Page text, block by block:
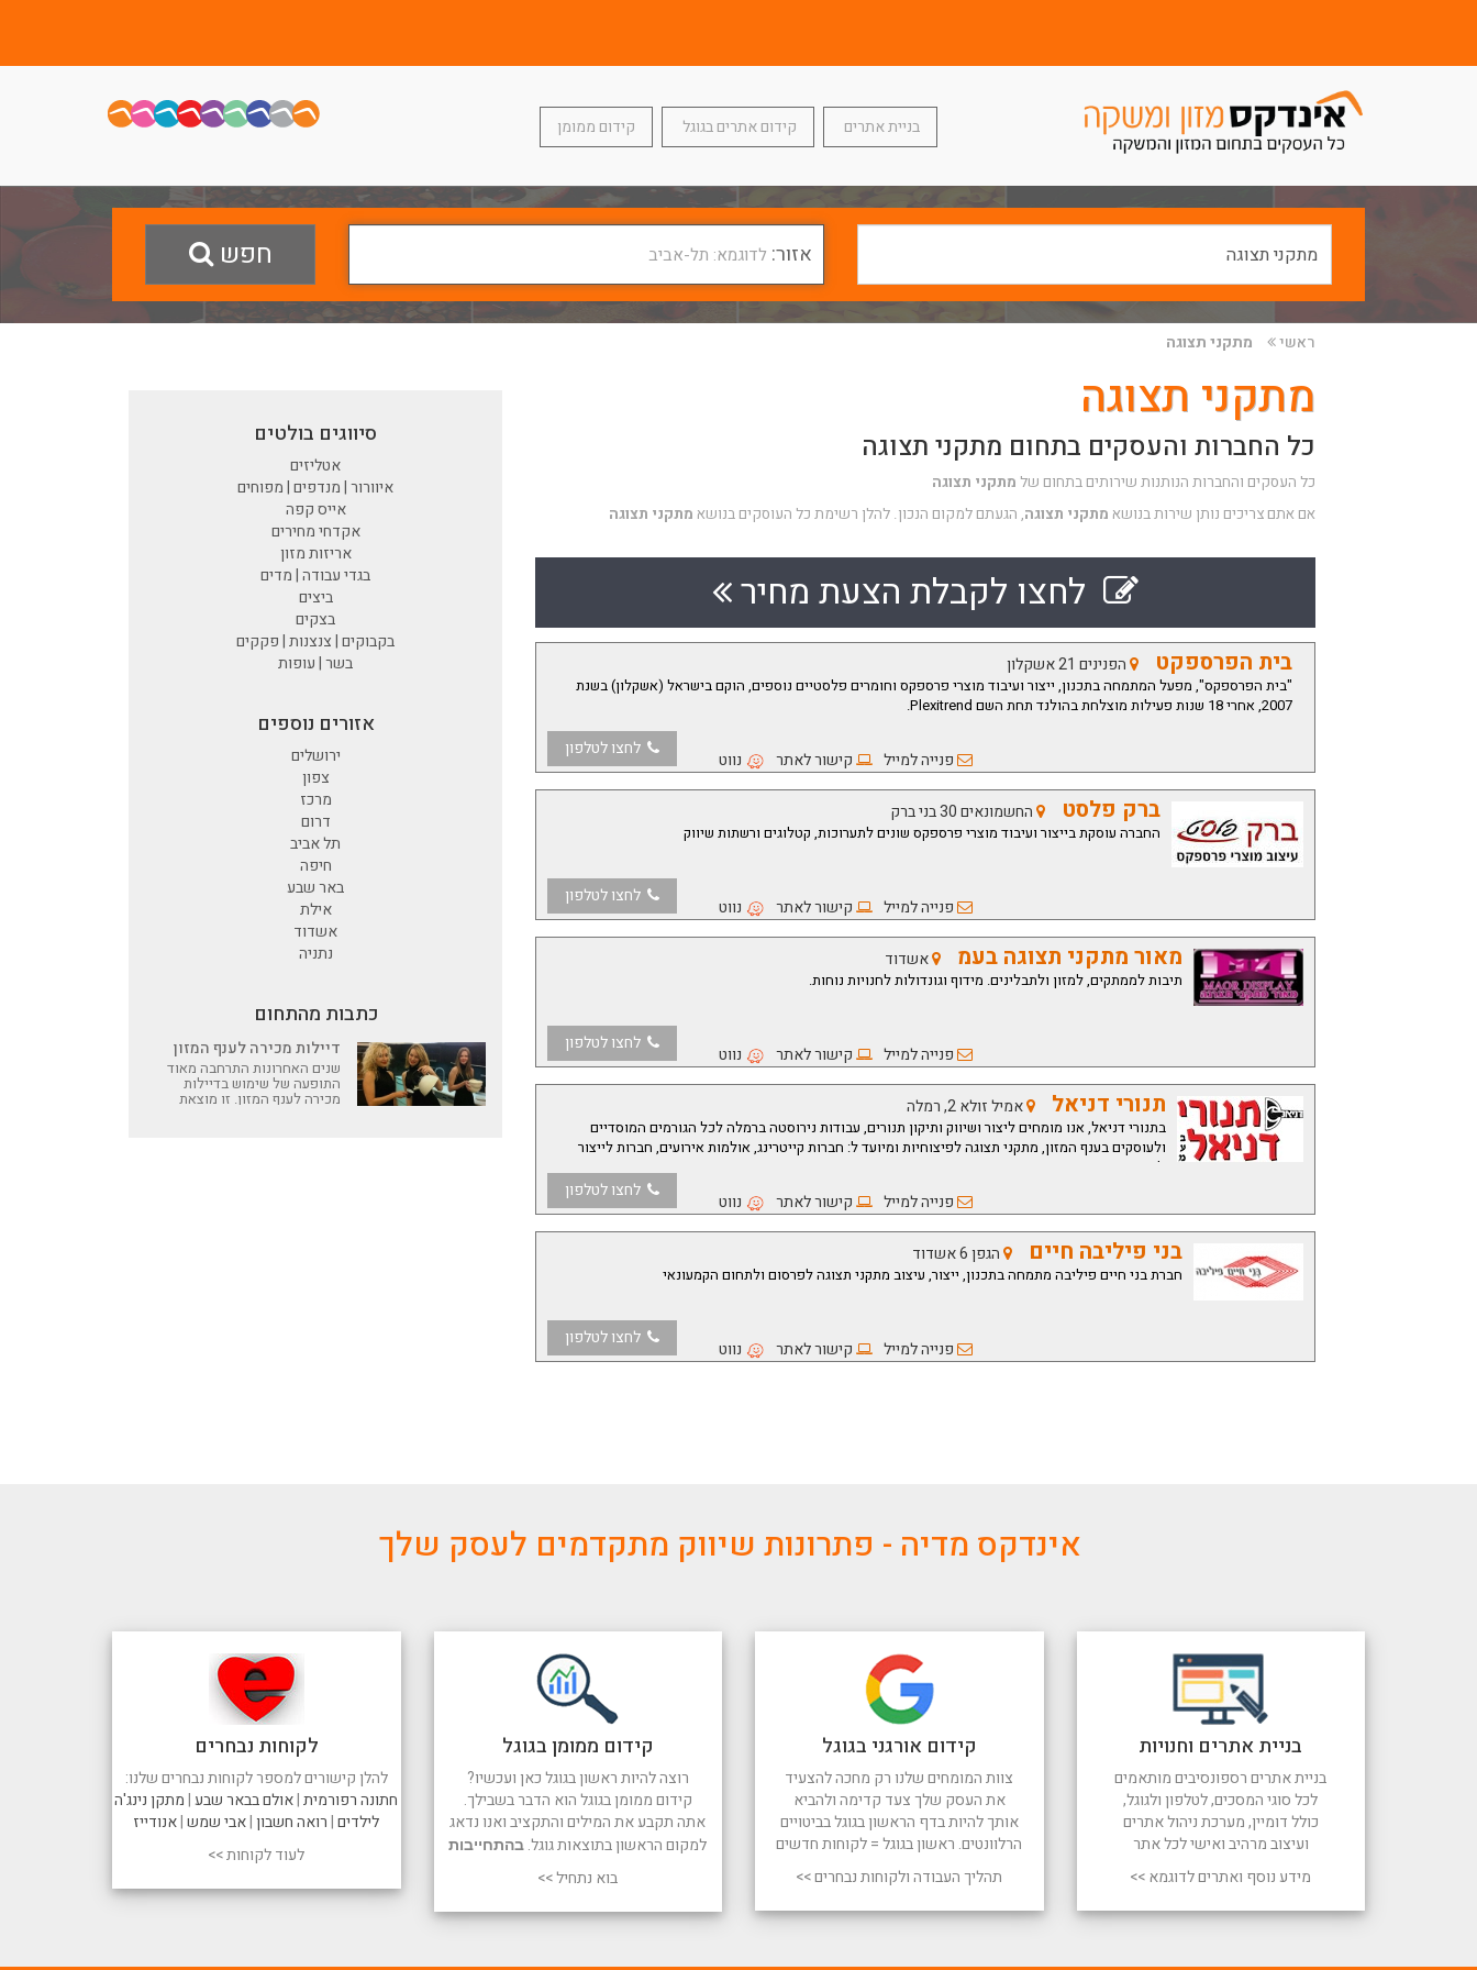
בניית אתרים קידום אתרים בגוגל קידום ממומן
אזור: לדוגמא: תל-אביב חפש
סיווגים בולטים
אטליזים
איוורור | מנדפים | מפוחים
אייס קפה
אקדחי מחירים
אריזות מזון
בגדי עבודה | מדים
ביצים
בצקים
בקבוקים | צנצנות | פקקים
בשר | עופות
אזורים נוספים
ירושלים
צפון
מרכז
דרום
תל אביב
חיפה
באר שבע
אילת
אשדוד
נתניה
כתבות מהתחום
דיילות מכירה לענף המזון
שנים האחרונות התרחבה מאוד
התופעה של שימוש בדיילות
מכירה לענף המזון. זו מוצאת
ראשי מתקני תצוגה
מתקני תצוגה
כל החברות והעסקים בתחום מתקני תצוגה
כל העסקים והחברות הנותנות שירותים בתחום של מתקני תצוגה
אם אתם צריכים נותן שירות בנושא מתקני תצוגה, הגעתם למקום הנכון. להלן רשימת כל העוסקים בנושא מתקני תצוגה
לחצו לקבלת הצעת מחיר
בית הפרספקט הפנינים 21 אשקלון
"בית הפרספקס", מפעל המתמחה בתכנון, ייצור ועיבוד מוצרי פרספקס וחומרים פלסטיים נוספים, הוקם בישראל (אשקלון) בשנת
2007, אחרי 18 שנות פעילות מוצלחת בהולנד תחת השם
Plexitrend
.
פנייה למייל קישור לאתר נווט
לחצו לטלפון
ברק פלסט החשמונאים 30 בני ברק
החברה עוסקת בייצור ועיבוד מוצרי פרספקס שונים לתערוכות, קטלוגים ורשתות שיווק
פנייה למייל קישור לאתר נווט
לחצו לטלפון
מאור מתקני תצוגה בעמ אשדוד
תיבות לממתקים, למזון ולתבלינים. מידוף וגונדולות לחנויות נוחות.
פנייה למייל קישור לאתר נווט
לחצו לטלפון
תנורי דניאל אמיל זולא 2, רמלה
בתנורי דניאל, אנו מומחים ליצור ושיווק ותיקון תנורים, עבודות נירוסטה ברמלה לכל הגורמים המוסדיים
ולעוסקים בענף המזון, מתקני תצוגה לפיצוחיות ומיועד ל: חברות קייטרינג, אולמות אירועים, חברות לייצור
ג'חנון.
פנייה למייל קישור לאתר נווט
לחצו לטלפון
בני פיליבה חיים הגפן 6 אשדוד
חברת בני חיים פיליבה מתמחה בתכנון, ייצור, עיצוב מתקני תצוגה לפרסום ולתחום הקמעונאי
פנייה למייל קישור לאתר נווט
לחצו לטלפון
אינדקס מדיה - פתרונות שיווק מתקדמים לעסק שלך
לקוחות נבחרים
להלן קישורים למספר לקוחות נבחרים שלנו:
חתונה רפורמית|אולם בבאר שבע|מתקן נינג'ה
לילדים|רואה חשבון|אבי שמש|אנודייז
לעוד לקוחות >>
קידום ממומן בגוגל
רוצה להיות ראשון בגוגל כאן ועכשיו?
קידום ממומן בגוגל הוא הדבר בשבילך.
אתה תקבע את המילים והתקציב ואנו נדאג
למקום הראשון בתוצאות גוגל. בהתחייבות
בוא נתחיל >>
קידום אורגני בגוגל
צוות המומחים שלנו רק מחכה להצעיד
את העסק שלך צעד קדימה ולהביא
אותך להיות בדף הראשון בגוגל בביטויים
הרלוונטים. ראשון בגוגל = לקוחות חדשים
תהליך העבודה ולקוחות נבחרים >>
בניית אתרים וחנויות
בניית אתרים רספונסיבים מותאמים
לכל סוגי המסכים, לטלפון ולגוגל,
כולל דומיין, מערכת ניהול אתרים
ועיצוב מרהיב ואישי לכל אתר
מידע נוסף ואתרים לדוגמא >>